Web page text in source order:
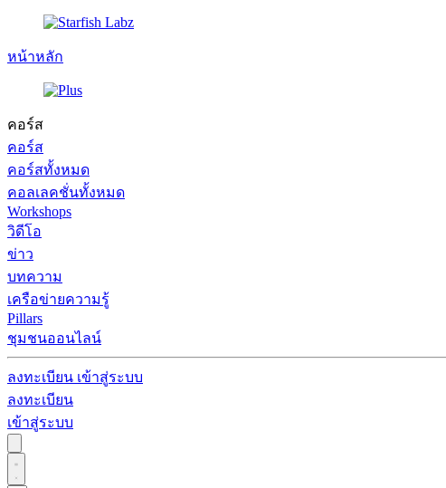
หน้าหลัก
คอร์ส
คอร์ส
คอร์สทั้งหมด
คอลเลคชั่นทั้งหมด
Workshops
วิดีโอ
ข่าว
บทความ
เครือข่ายความรู้
Pillars
ชุมชนออนไลน์
ลงทะเบียน เข้าสู่ระบบ
ลงทะเบียน
เข้าสู่ระบบ